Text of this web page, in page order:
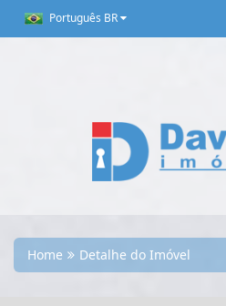
Português BR
Home Detalhe do Imóvel